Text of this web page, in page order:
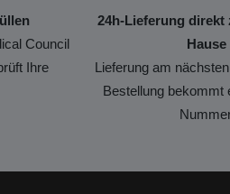
Council
Ihre
24h-Lieferung direkt
Hause
Lieferung am
Bestellung bekommt